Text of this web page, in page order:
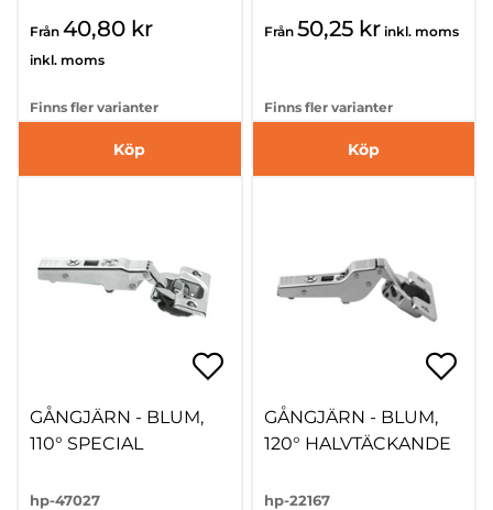
Från 40,80 kr
inkl. moms
Finns fler varianter
Köp
Från 50,25 kr inkl. moms
Finns fler varianter
Köp
GÅNGJÄRN - BLUM,
110° SPECIAL
hp-47027
GÅNGJÄRN - BLUM,
120° HALVTÄCKANDE
hp-22167